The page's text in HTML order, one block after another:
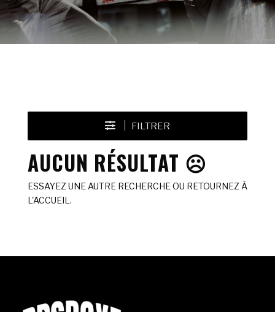
FILTRER
AUCUN RÉSULTAT ☹️
ESSAYEZ UNE AUTRE RECHERCHE OU RETOURNEZ À
L'ACCUEIL.